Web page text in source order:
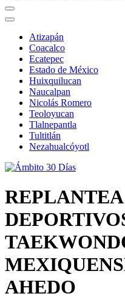
Atizapán
Coacalco
Ecatepec
Estado de México
Huixquilucan
Naucalpan
Nicolás Romero
Teoloyucan
Tlalnepantla
Tultitlán
Nezahualcóyotl
AHEDO